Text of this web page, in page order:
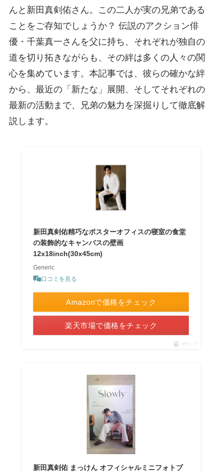
んと新田真剣佑さん。この二人が実の兄弟である
ことをご存知でしょうか？ 伝説のアクション俳
優・千葉真一さんを父に持ち、それぞれが独自の
道を切り拓きながらも、その絆は多くの人々の関
心を集めています。本記事では、彼らの確かな絆
から、最近の「新たな」展開、そしてそれぞれの
最新の活動まで、兄弟の魅力を深掘りして徹底解
説します。
新田真剣佑精巧なポスターオフィスの寝室の食堂
の装飾的なキャンバスの壁画
12x18inch(30x45cm)
Generic
口コミを見る
Amazonで価格をチェック
楽天市場で価格をチェック
ポチップ
新田真剣佑 まっけん オフィシャルミニフォトブ